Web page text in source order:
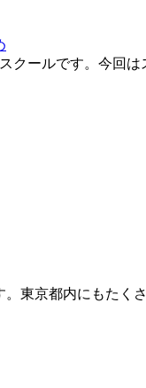
ールです。今回
東京都内にもた